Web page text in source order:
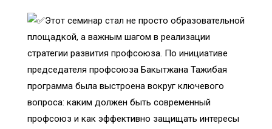
Этот семинар стал не просто образовательной
площадкой, а важным шагом в реализации
стратегии развития профсоюза. По инициативе
председателя профсоюза Бакытжана Тажибая
программа была выстроена вокруг ключевого
вопроса: каким должен быть современный
профсоюз и как эффективно защищать интересы